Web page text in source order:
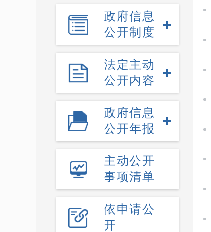
政府信息
公开制度
法定主动
公开内容
政府信息
公开年报
主动公开
事项清单
依申请公
开